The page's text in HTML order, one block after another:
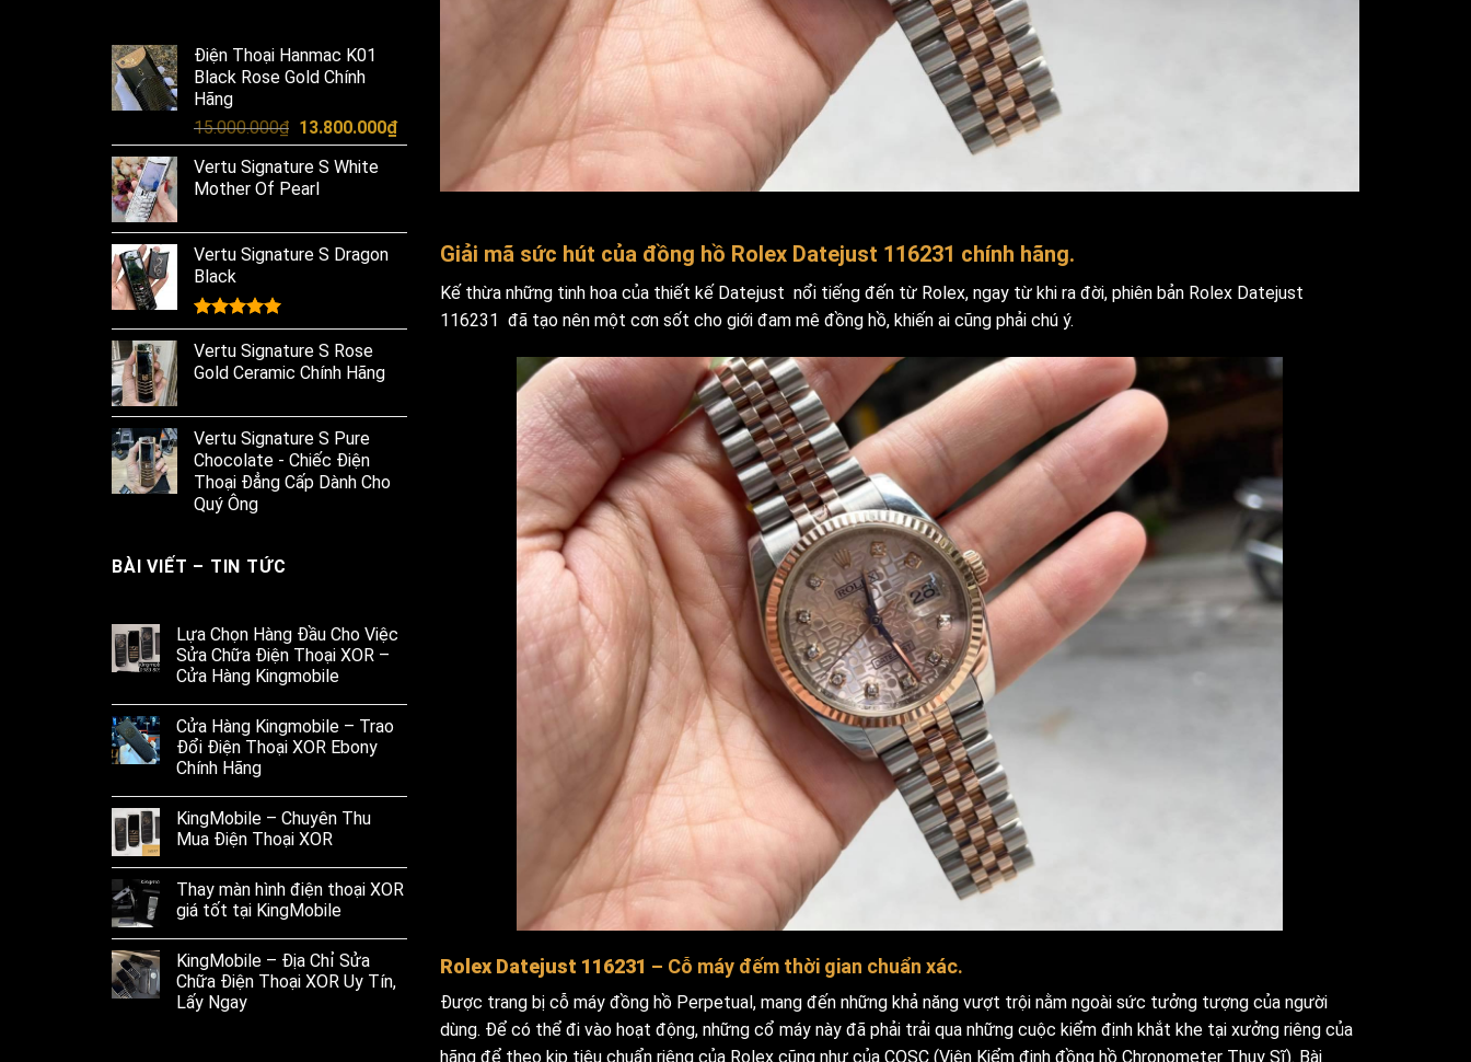
Điện Thoại Hanmac K01
Black Rose Gold Chính
Hãng
15.000.000₫ Original
price
was:
15.000.000₫.
13.800.000₫Current
price
13.800.000₫.
Vertu Signature S White
Mother Of Pearl
Vertu Signature S Dragon
Black
Rated5.00
out of 5
Vertu Signature S Rose
Gold Ceramic Chính Hãng
Vertu Signature S Pure
Chocolate - Chiếc Điện
Thoại Đẳng Cấp Dành Cho
Quý Ông
BÀI VIẾT – TIN TỨC
Lựa Chọn Hàng Đầu Cho Việc
Sửa Chữa Điện Thoại XOR –
Cửa Hàng Kingmobile
Cửa Hàng Kingmobile – Trao
Đổi Điện Thoại XOR Ebony
Chính Hãng
KingMobile – Chuyên Thu
Mua Điện Thoại XOR
Thay màn hình điện thoại XOR
giá tốt tại KingMobile
KingMobile – Địa Chỉ Sửa
Chữa Điện Thoại XOR Uy Tín,
Lấy Ngay
Giải mã sức hút của đồng hồ Rolex Datejust 116231 chính hãng.
Kế thừa những tinh hoa của thiết kế Datejust nổi tiếng đến từ Rolex, ngay từ khi ra đời, phiên bản Rolex Datejust
116231 đã tạo nên một cơn sốt cho giới đam mê đồng hồ, khiến ai cũng phải chú ý.
Rolex Datejust 116231 – Cỗ máy đếm thời gian chuẩn xác.
Được trang bị cỗ máy đồng hồ Perpetual, mang đến những khả năng vượt trội nằm ngoài sức tưởng tượng của người
dùng. Để có thể đi vào hoạt động, những cổ máy này đã phải trải qua những cuộc kiểm định khắt khe tại xưởng riêng của
hãng để theo kịp tiêu chuẩn riêng của Rolex cũng như của COSC (Viện Kiểm định đồng hồ Chronometer Thụy Sĩ). Bài